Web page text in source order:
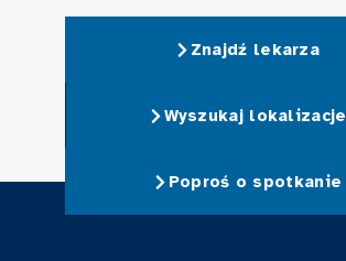
Znajdź lekarza
Wyszukaj lokalizacje
Poproś o spotkanie